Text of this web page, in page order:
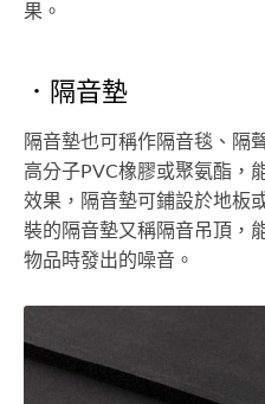
果。
．隔音墊
隔音墊也可稱作隔音毯、隔
高分子PVC橡膠或聚氨酯，
效果，隔音墊可鋪設於地板
裝的隔音墊又稱隔音吊頂，
物品時發出的噪音。